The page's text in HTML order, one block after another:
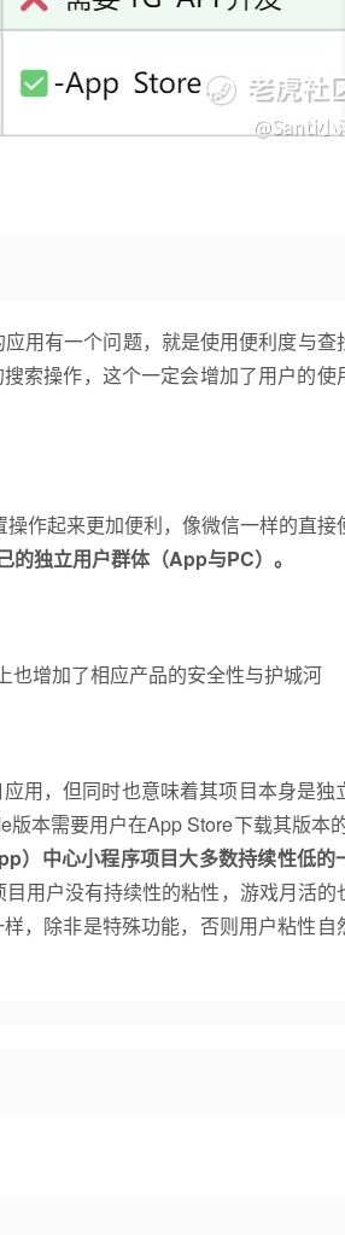
用有一个问题，就是使用便利度与查
索操作，这个一定会增加了用户的使
作起来更加便利，像微信一样的直接
的独立用户群体（App与PC）。
也增加了相应产品的安全性与护城河
用，但同时也意味着其项目本身是独
版本需要用户在App Store下载其版本
）中心小程序项目大多数持续性低的
用户没有持续性的粘性，游戏月活的
，除非是特殊功能，否则用户粘性自